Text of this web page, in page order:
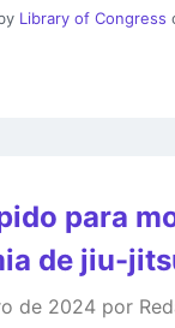
Library of Congress
para
de jiu-
de 2024 por